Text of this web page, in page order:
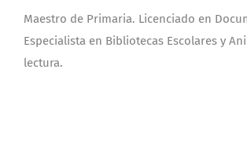
Maestro de Primaria. Licenciado en
Especialista en Bibliotecas Escolares y
lectura.